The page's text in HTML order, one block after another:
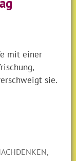
mit einer
sie.
,